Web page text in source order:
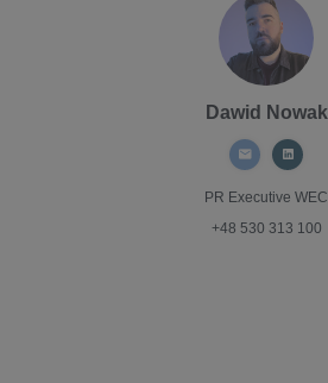
Dawid Nowak
PR Executive WEC
+48 530 313 100